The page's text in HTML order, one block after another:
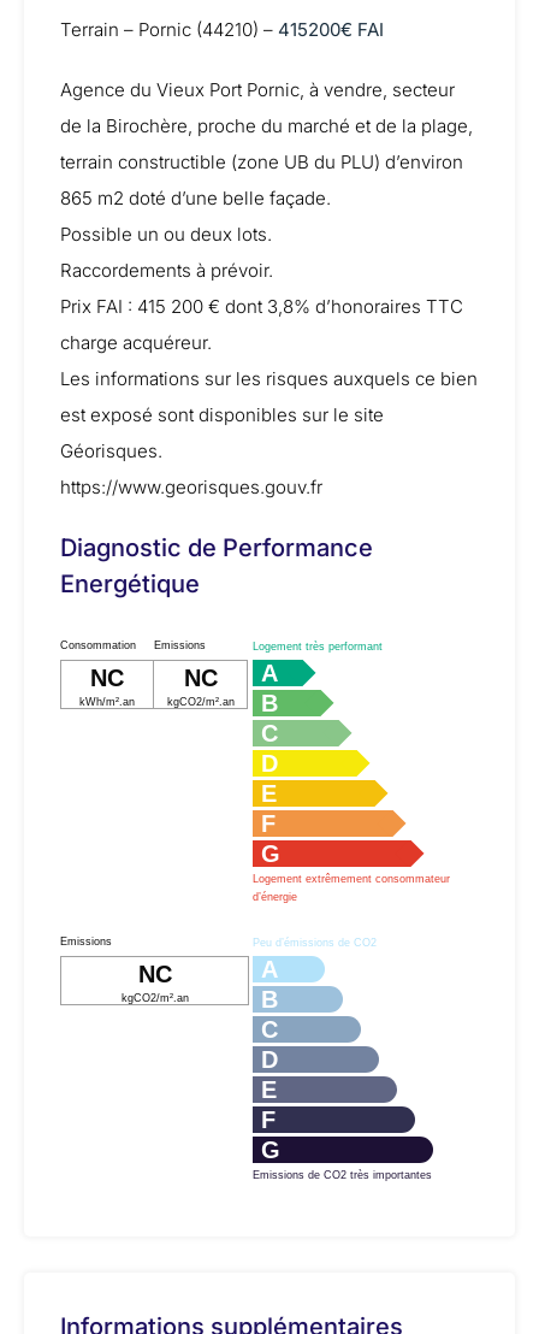
Terrain – Pornic (44210) – 415200€ FAI
Agence du Vieux Port Pornic, à vendre, secteur
de la Birochère, proche du marché et de la plage,
terrain constructible (zone UB du PLU) d’environ
865 m2 doté d’une belle façade.
Possible un ou deux lots.
Raccordements à prévoir.
Prix FAI : 415 200 € dont 3,8% d’honoraires TTC
charge acquéreur.
Les informations sur les risques auxquels ce bien
est exposé sont disponibles sur le site
Géorisques.
https://www.georisques.gouv.fr
Diagnostic de Performance
Energétique
Consommation
NC
kWh/m².an
Emissions
NC
kgCO2/m².an
Logement très performant
A
B
C
D
E
F
G
Logement extrêmement consommateur
d’énergie
Emissions
NC
kgCO2/m².an
Peu d’émissions de CO2
A
B
C
D
E
F
G
Emissions de CO2 très importantes
Informations supplémentaires